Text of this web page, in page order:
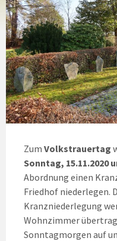
Zum Volkstrauertag
Sonntag, 15.11.2020
Abordnung einen
Friedhof niederlegen.
Kranzniederlegung
Wohnzimmer
Sonntagmorgen auf